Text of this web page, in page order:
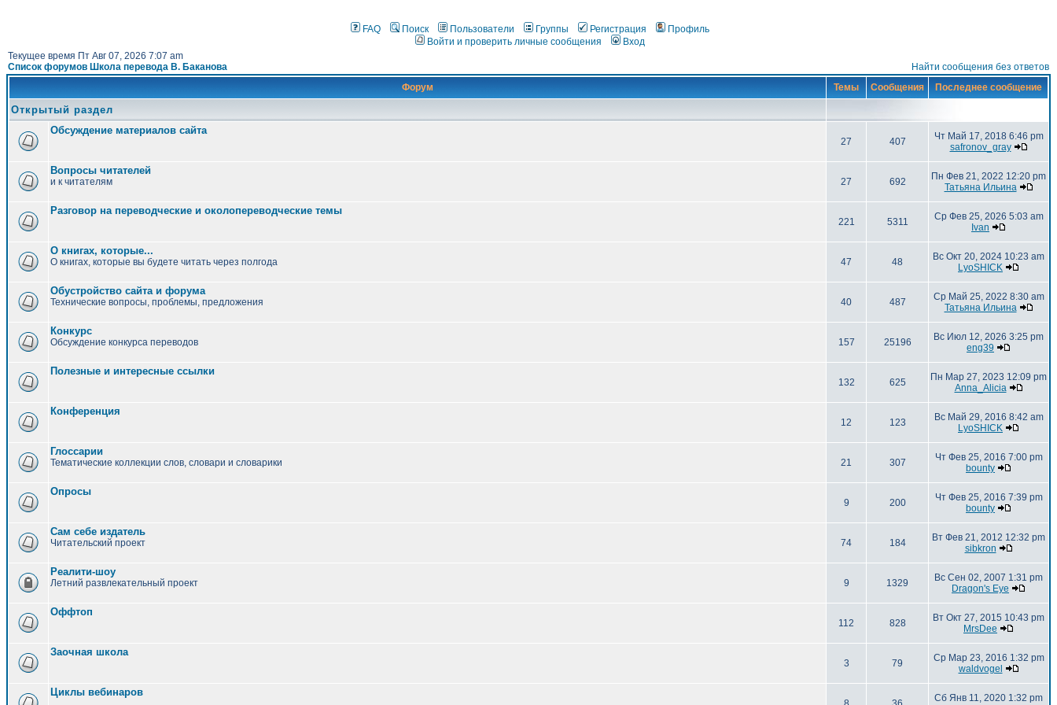
FAQ Поиск Пользователи Группы Регистрация
Профиль
Войти и проверить личные сообщения
Вход
Текущее время Пт Авг 07, 2026 7:07 am
Список форумов Школа перевода В. Баканова
Найти сообщения без ответов
Форум
Темы Сообщения Последнее сообщение
Открытый раздел
Обсуждение материалов сайта
27 407
Чт Май 17, 2018 6:46 pm
safronov_gray
Вопросы читателей
и к читателям 27 692
Пн Фев 21, 2022 12:20 pm
Татьяна Ильина
Разговор на переводческие и околопереводческие темы
221 5311
Ср Фев 25, 2026 5:03 am
Ivan
О книгах, которые...
О книгах, которые вы будете читать через полгода 47 48
Вс Окт 20, 2024 10:23 am
LyoSHICK
Обустройство сайта и форума
Технические вопросы, проблемы, предложения 40 487
Ср Май 25, 2022 8:30 am
Татьяна Ильина
Конкурс
Обсуждение конкурса переводов 157 25196
Вс Июл 12, 2026 3:25 pm
eng39
Полезные и интересные ссылки
132 625
Пн Мар 27, 2023 12:09 pm
Anna_Alicia
Конференция
12 123
Вс Май 29, 2016 8:42 am
LyoSHICK
Глоссарии
Тематические коллекции слов, словари и словарики 21 307
Чт Фев 25, 2016 7:00 pm
bounty
Опросы
9 200
Чт Фев 25, 2016 7:39 pm
bounty
Сам себе издатель
Читательский проект 74 184
Вт Фев 21, 2012 12:32 pm
sibkron
Реалити-шоу
Летний развлекательный проект 9 1329
Вс Сен 02, 2007 1:31 pm
Dragon's Eye
Оффтоп
112 828
Вт Окт 27, 2015 10:43 pm
MrsDee
Заочная школа
3 79
Ср Мар 23, 2016 1:32 pm
waldvogel
Циклы вебинаров
Сб Янв 11, 2020 1:32 pm